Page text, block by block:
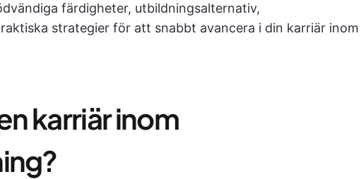
färdigheter, utbildningsalternativ,
strategier för att snabbt avancera i din karriär inom
karriär inom